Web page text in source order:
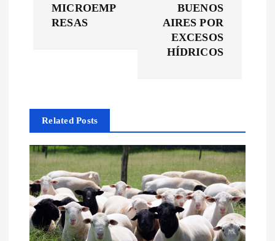
ó
n
d
e
e
MICROEMP
RESAS
BUENOS
AIRES POR
EXCESOS
HÍDRICOS
Related Posts